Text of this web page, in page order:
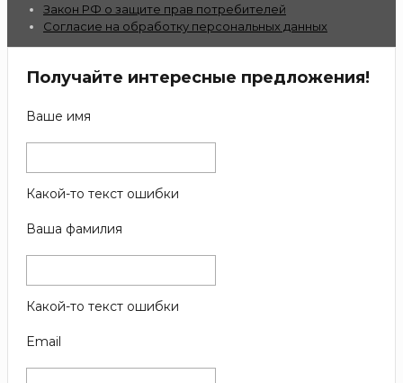
Закон РФ о защите прав потребителей
Согласие на обработку персональных данных
Получайте интересные предложения!
Ваше имя
Какой-то текст ошибки
Ваша фамилия
Какой-то текст ошибки
Email